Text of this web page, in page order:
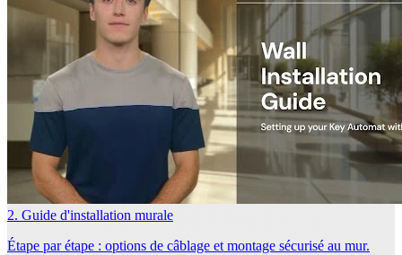
2. Guide d'installation murale
Étape par étape : options de câblage et montage sécurisé au mur.